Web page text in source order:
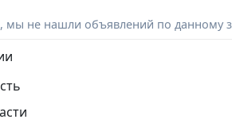
не нашли объявлений по данному